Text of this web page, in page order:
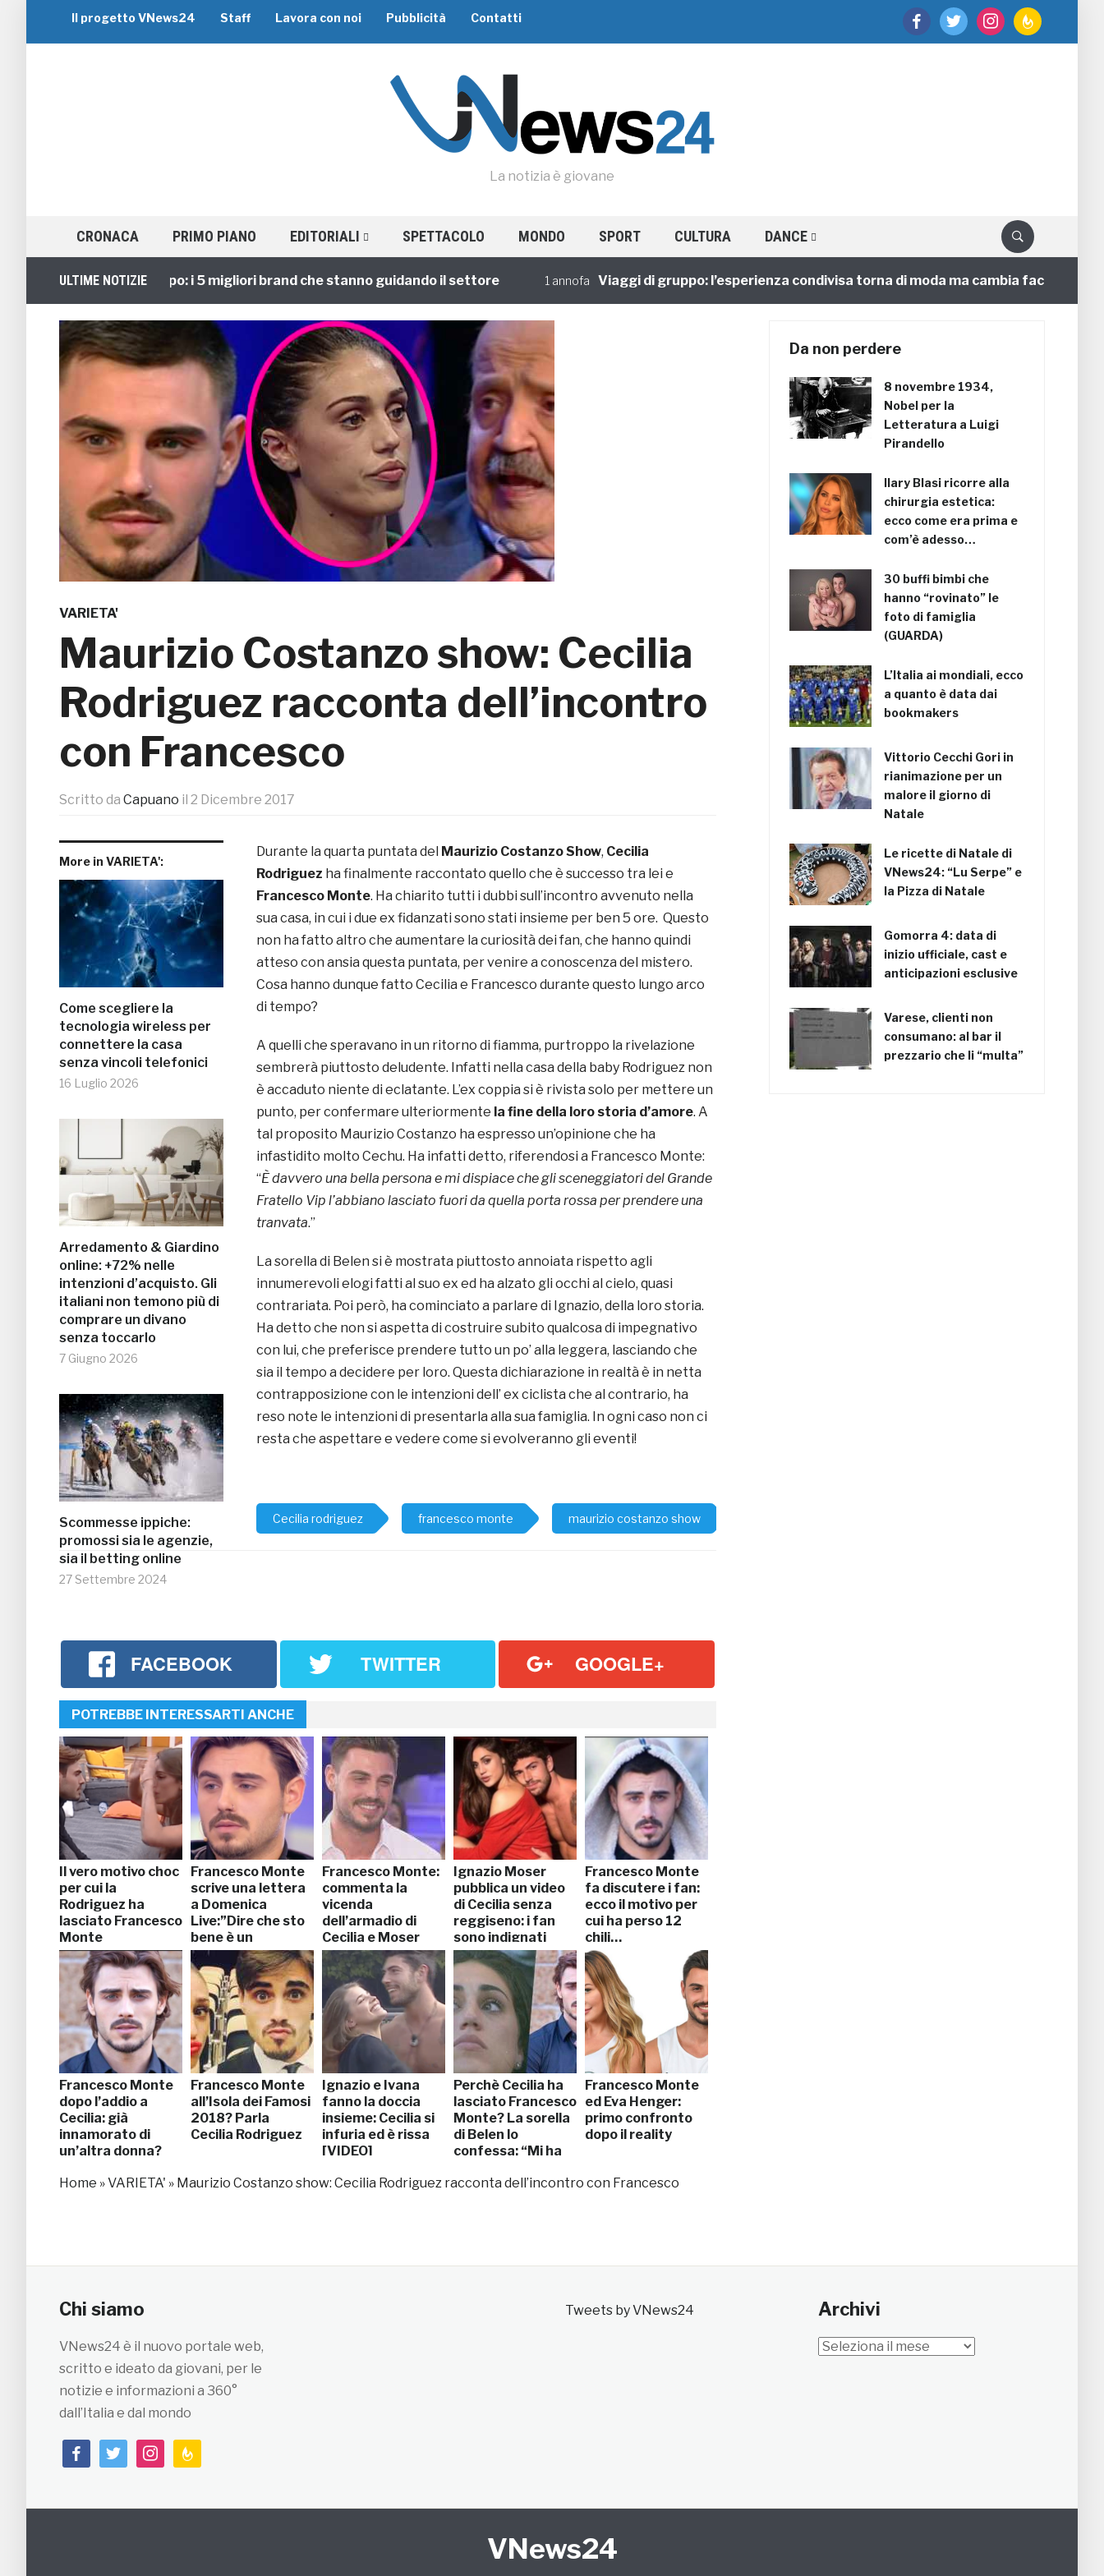
facebooktwitter instagramfeedburner
Il progetto VNews24 Staff Lavora con noi Pubblicità Contatti
La notizia è giovane
CRONACA PRIMO PIANO EDITORIALI SPETTACOLO MONDO SPORT CULTURA DANCE
ULTIME NOTIZIE
Viaggi di Gruppo: i 5 migliori brand che stanno guidando il settore 1 annofa Viaggi di gruppo: l’esperienza condivisa torna di moda ma cambia faccia
VARIETA'
Maurizio Costanzo show: Cecilia
Rodriguez racconta dell’incontro
con Francesco
Scritto da Capuano il 2 Dicembre 2017
More in VARIETA':
Come scegliere la
tecnologia wireless per
connettere la casa
senza vincoli telefonici
16 Luglio 2026
Arredamento & Giardino
online: +72% nelle
intenzioni d’acquisto. Gli
italiani non temono più di
comprare un divano
senza toccarlo
7 Giugno 2026
Scommesse ippiche:
promossi sia le agenzie,
sia il betting online
27 Settembre 2024
Durante la quarta puntata del Maurizio Costanzo Show, Cecilia
Rodriguez ha finalmente raccontato quello che è successo tra lei e
Francesco Monte. Ha chiarito tutti i dubbi sull’incontro avvenuto nella
sua casa, in cui i due ex fidanzati sono stati insieme per ben 5 ore. Questo
non ha fatto altro che aumentare la curiosità dei fan, che hanno quindi
atteso con ansia questa puntata, per venire a conoscenza del mistero.
Cosa hanno dunque fatto Cecilia e Francesco durante questo lungo arco
di tempo?
A quelli che speravano in un ritorno di fiamma, purtroppo la rivelazione
sembrerà piuttosto deludente. Infatti nella casa della baby Rodriguez non
è accaduto niente di eclatante. L’ex coppia si è rivista solo per mettere un
punto, per confermare ulteriormente la fine della loro storia d’amore. A
tal proposito Maurizio Costanzo ha espresso un’opinione che ha
infastidito molto Cechu. Ha infatti detto, riferendosi a Francesco Monte:
“È davvero una bella persona e mi dispiace che gli sceneggiatori del Grande
Fratello Vip l’abbiano lasciato fuori da quella porta rossa per prendere una
tranvata.”
La sorella di Belen si è mostrata piuttosto annoiata rispetto agli
innumerevoli elogi fatti al suo ex ed ha alzato gli occhi al cielo, quasi
contrariata. Poi però, ha cominciato a parlare di Ignazio, della loro storia.
Ha detto che non si aspetta di costruire subito qualcosa di impegnativo
con lui, che preferisce prendere tutto un po’ alla leggera, lasciando che
sia il tempo a decidere per loro. Questa dichiarazione in realtà è in netta
contrapposizione con le intenzioni dell’ ex ciclista che al contrario, ha
reso note le intenzioni di presentarla alla sua famiglia. In ogni caso non ci
resta che aspettare e vedere come si evolveranno gli eventi!
Cecilia rodriguez francesco monte maurizio costanzo show
FACEBOOK TWITTER GOOGLE+
POTREBBE INTERESSARTI ANCHE
Il vero motivo choc
per cui la
Rodriguez ha
lasciato Francesco
Monte
Francesco Monte
scrive una lettera
a Domenica
Live:”Dire che sto
bene è un
parolone”
Francesco Monte:
commenta la
vicenda
dell’armadio di
Cecilia e Moser
Ignazio Moser
pubblica un video
di Cecilia senza
reggiseno: i fan
sono indignati
Francesco Monte
fa discutere i fan:
ecco il motivo per
cui ha perso 12
chili…
Francesco Monte
dopo l’addio a
Cecilia: già
innamorato di
un’altra donna?
Francesco Monte
all’Isola dei Famosi
2018? Parla
Cecilia Rodriguez
Ignazio e Ivana
fanno la doccia
insieme: Cecilia si
infuria ed è rissa
[VIDEO]
Perchè Cecilia ha
lasciato Francesco
Monte? La sorella
di Belen lo
confessa: “Mi ha
[VIDEO]
Francesco Monte
ed Eva Henger:
primo confronto
dopo il reality
Home »VARIETA' » Maurizio Costanzo show: Cecilia Rodriguez racconta dell’incontro con Francesco
Da non perdere
8 novembre 1934,
Nobel per la
Letteratura a Luigi
Pirandello
Ilary Blasi ricorre alla
chirurgia estetica:
ecco come era prima e
com’è adesso…
30 buffi bimbi che
hanno “rovinato” le
foto di famiglia
(GUARDA)
L’Italia ai mondiali, ecco
a quanto è data dai
bookmakers
Vittorio Cecchi Gori in
rianimazione per un
malore il giorno di
Natale
Le ricette di Natale di
VNews24: “Lu Serpe” e
la Pizza di Natale
Gomorra 4: data di
inizio ufficiale, cast e
anticipazioni esclusive
Varese, clienti non
consumano: al bar il
prezzario che li “multa”
Chi siamo
VNews24 è il nuovo portale web,
scritto e ideato da giovani, per le
notizie e informazioni a 360°
dall’Italia e dal mondo
facebooktwitterinstagramfeedburner
Tweets by VNews24 Archivi
Archivi
VNews24